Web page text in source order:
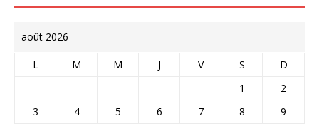
août 2026
L M M J V S
D
1
2
3
4 5 6 7 8 9